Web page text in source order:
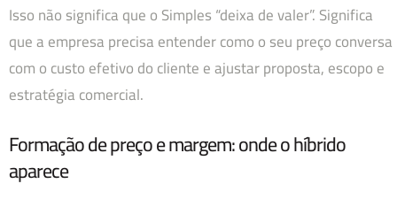
Isso não significa que o Simples “deixa de valer”. Significa
que a empresa precisa entender como o seu preço conversa
com o custo efetivo do cliente e ajustar proposta, escopo e
estratégia comercial.
Formação de preço e margem: onde o híbrido
aparece